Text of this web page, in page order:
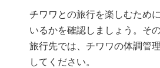
チワワとの旅行を楽しむため
いるかを確認しましょう。そ
旅行先では、チワワの体調管
してください。